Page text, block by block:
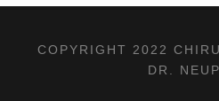
COPYRIGHT 2022
DR.